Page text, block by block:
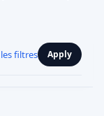
filtres Apply